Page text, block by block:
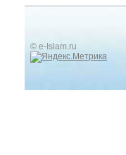
© e-Islam.ru